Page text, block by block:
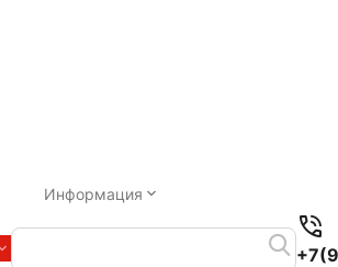
Информация